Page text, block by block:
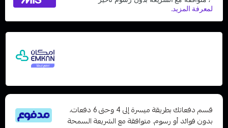
قسم دفعاتك بطريقة ميسرة إلى 4 وحتى 6 دفعات،
بدون فوائد أو رسوم. متوافقة مع الشريعة السمحة